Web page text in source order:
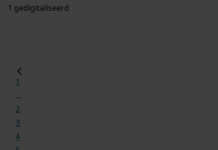
1 gedigitaliseerd
1
...
2
3
4